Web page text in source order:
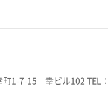
域により密着した営業展開を行います。 〒317-